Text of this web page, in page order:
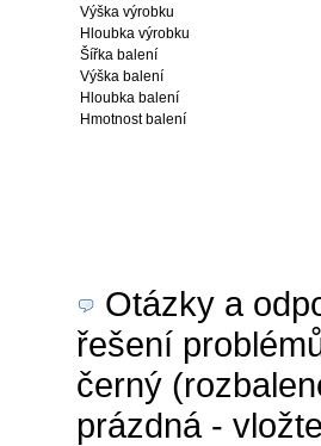
Výška výrobku
Hloubka výrobku
Šířka balení
Výška balení
Hloubka balení
Hmotnost balení
Otázky a
řešení
černý
prázdná -